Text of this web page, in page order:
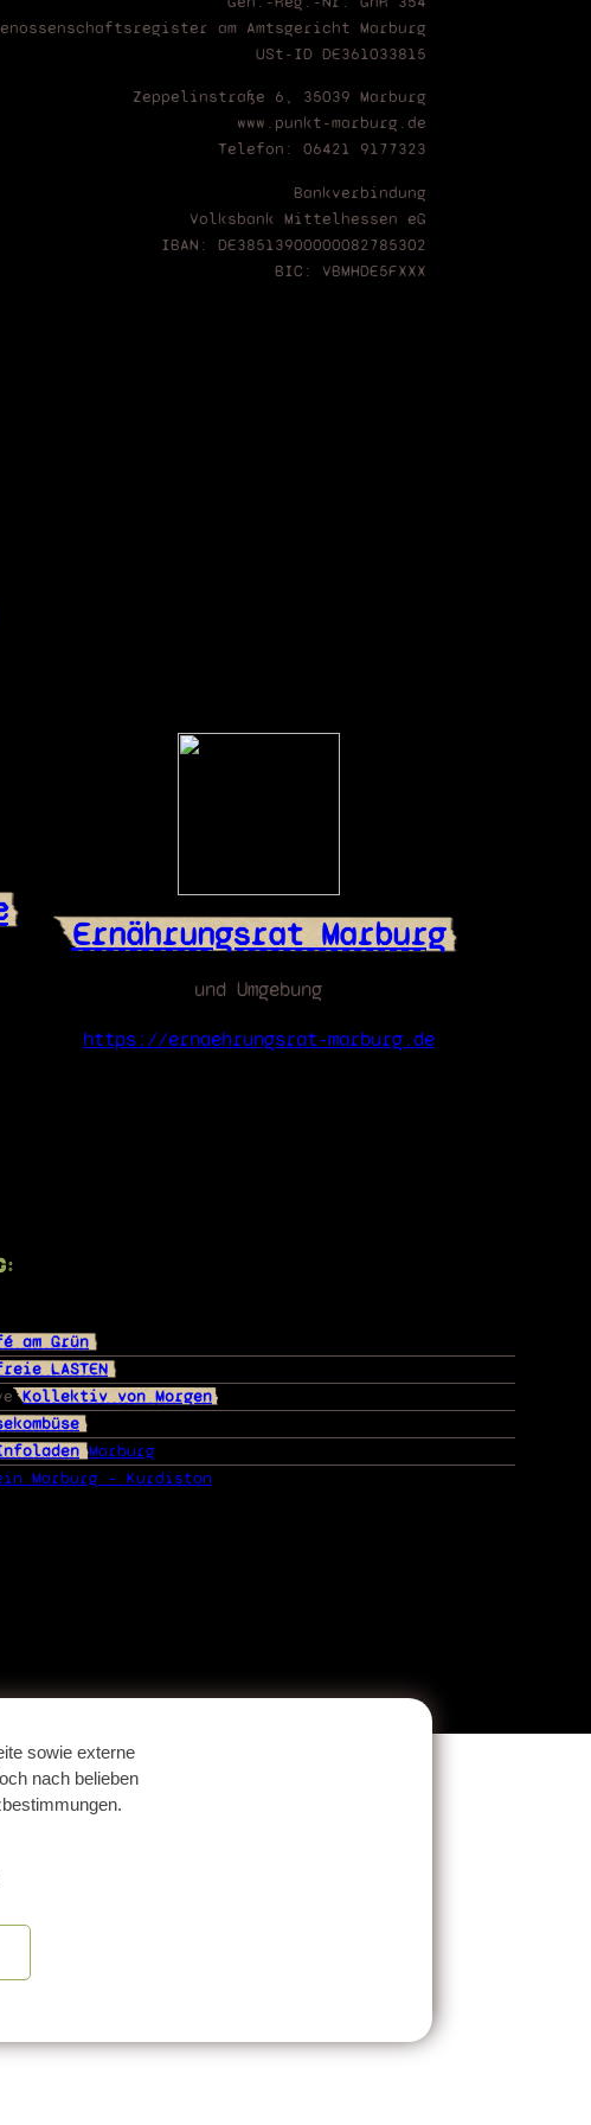
am Amtsgericht Marburg
USt-ID DE361033815
Zeppelinstraße 6, 35039 Marburg
www.punkt-marburg.de
Telefon: 06421 9177323
Bankverbindung
Volksbank Mittelhessen eG
IBAN: DE38513900000082785302
BIC: VBMHDE5FXXX
Ernährungsrat Marburg
und Umgebung
https://ernaehrungsrat-marburg.de
am Grün
LASTEN
Kollektiv von Morgen
Marburg
Marburg – Kurdistan
sowie externe
nach belieben